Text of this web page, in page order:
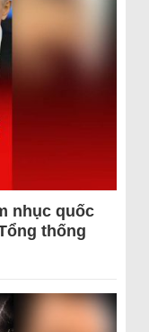
nhục quốc
thống